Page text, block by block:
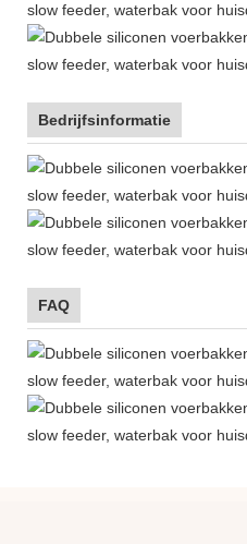
Bedrijfsinformatie
FAQ